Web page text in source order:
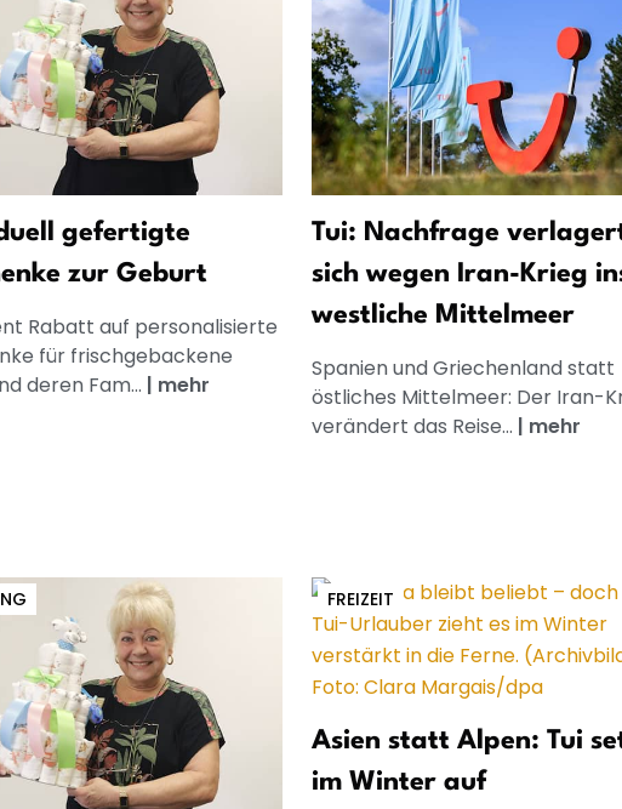
gefertigte
zur Geburt
Rabatt auf personalisierte
für frischgebackene
deren Fam... | mehr
Tui: Nachfrage
sich wegen Iran-Krieg
westliche Mittelmeer
Spanien und Griechenland statt
östliches Mittelmeer: Der Iran-
verändert das Reise... | mehr
FREIZEIT
Asien statt Alpen: Tui
im Winter auf